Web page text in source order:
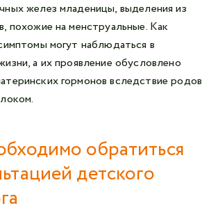
желез младеницы, выделения из
похожие на менструальные. Как
могут наблюдаться в
а их проявление обусловлено
гормонов вследствие родов
обратиться
детского